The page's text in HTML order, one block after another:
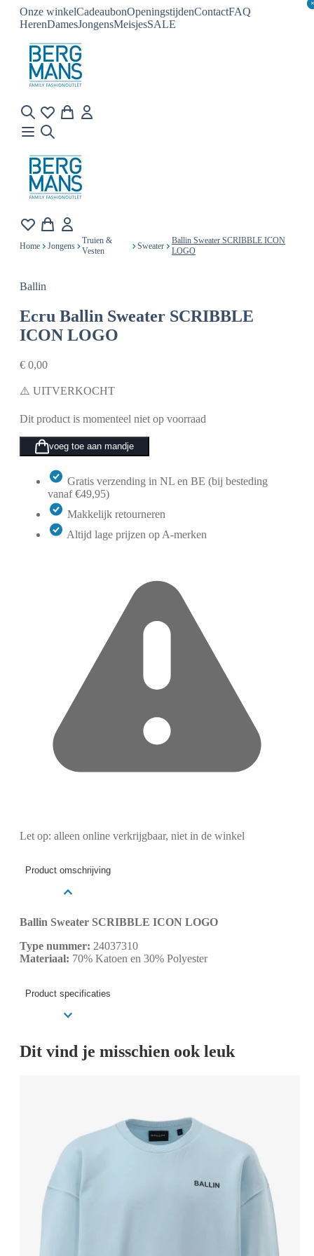
Onze winkelCadeaubonOpeningstijdenContactFAQ
HerenDamesJongensMeisjesSALE
×
×
Home Jongens
Truien &
Vesten
Sweater
Ballin Sweater SCRIBBLE ICON
LOGO
Ballin
Ecru Ballin Sweater SCRIBBLE
ICON LOGO
€ 0,00
⚠️ UITVERKOCHT
Dit product is momenteel niet op voorraad
voeg toe aan mandje
Gratis verzending in NL en BE (bij besteding
vanaf €49,95)
Makkelijk retourneren
Altijd lage prijzen op A-merken
Let op: alleen online verkrijgbaar, niet in de winkel
Product omschrijving
Ballin Sweater SCRIBBLE ICON LOGO
Type nummer: 24037310
Materiaal: 70% Katoen en 30% Polyester
Product specificaties
Dit vind je misschien ook leuk